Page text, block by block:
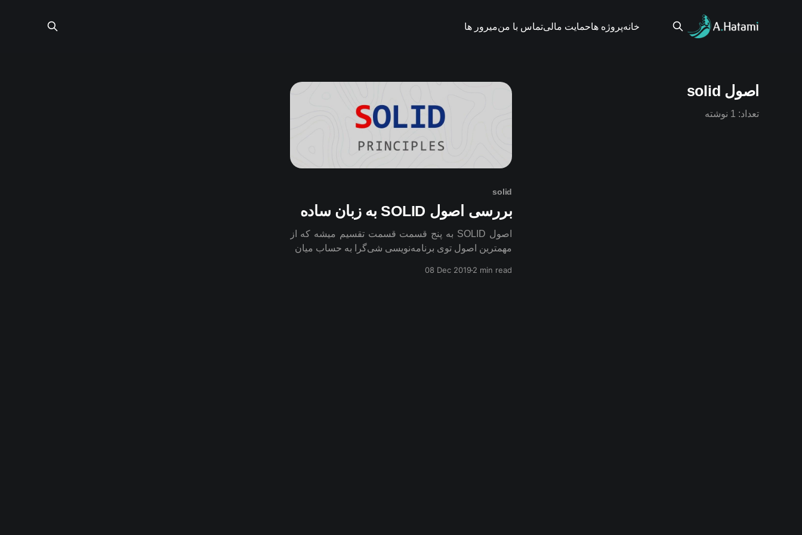
خانهپروژه هاحمایت مالیتماس با منمیرور ها
اصول solid
تعداد: 1 نوشته
solid
بررسی اصول SOLID به زبان ساده
اصول SOLID به پنج قسمت قسمت تقسیم میشه که از
مهمترین اصول توی برنامه‌نویسی شی‌گرا به حساب میان
08 Dec 20192 min read